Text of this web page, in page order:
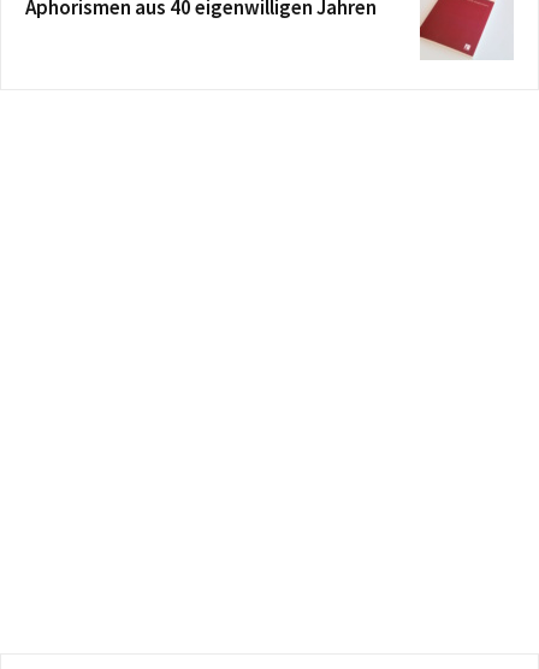
Aphorismen aus 40 eigenwilligen Jahren